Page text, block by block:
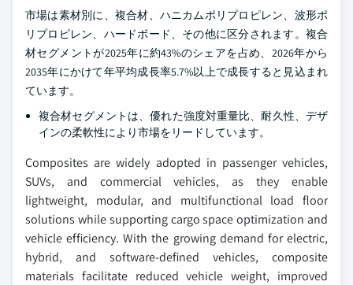
市場は素材別に、複合材、ハニカムポリプロピレン、波形ポ
リプロピレン、ハードボード、その他に区分されます。複合
材セグメントが2025年に約43%のシェアを占め、2026年から
2035年にかけて年平均成長率5.7%以上で成長すると見込まれ
ています。
複合材セグメントは、優れた強度対重量比、耐久性、デザ
インの柔軟性により市場をリードしています。
Composites are widely adopted in passenger vehicles,
SUVs, and commercial vehicles, as they enable
lightweight, modular, and multifunctional load floor
solutions while supporting cargo space optimization and
vehicle efficiency. With the growing demand for electric,
hybrid, and software-defined vehicles, composite
materials facilitate reduced vehicle weight, improved